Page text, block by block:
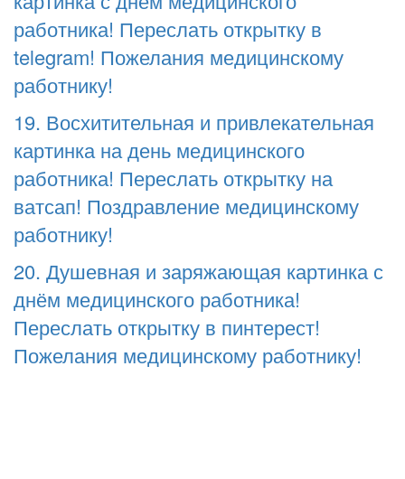
работника! Переслать открытку в
telegram! Пожелания медицинскому
работнику!
19. Восхитительная и привлекательная
картинка на день медицинского
работника! Переслать открытку на
ватсап! Поздравление медицинскому
работнику!
20. Душевная и заряжающая картинка с
днём медицинского работника!
Переслать открытку в пинтерест!
Пожелания медицинскому работнику!